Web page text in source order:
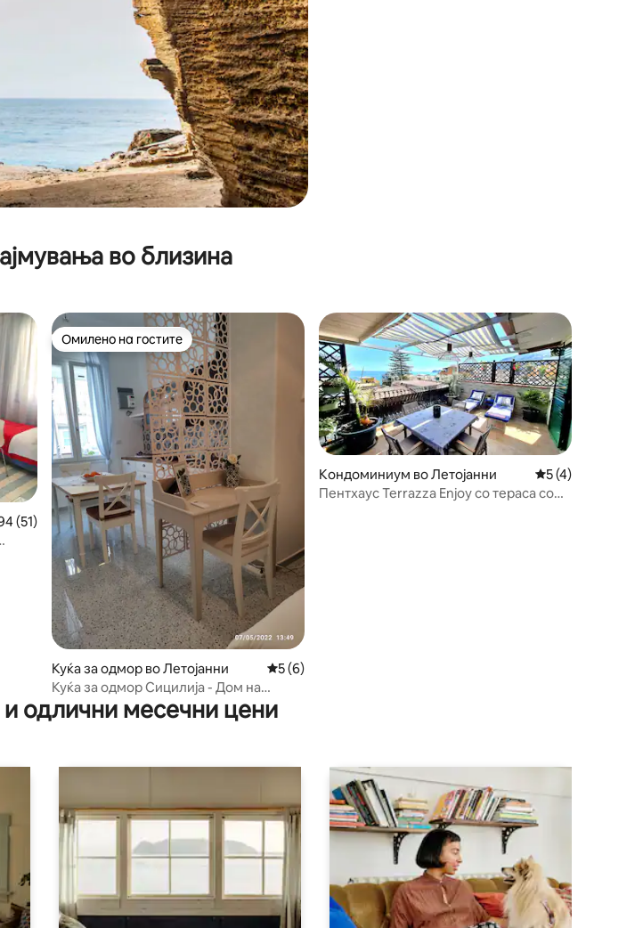
во близина
оцена: 4,94 од 5, 51 рецензии
(51)
Омилено на гостите
Омилено на гостите
Куќа за одмор во Летојанни Просечна оцена: 5 од 5, 6 рецензии
5 (6)
Куќа за одмор Сицилија - Дом на
морето
Кондоминиум во Летојанни Просечна
5 (4)
Пентхаус Terrazza Enjoy со тераса со
одлични месечни цени